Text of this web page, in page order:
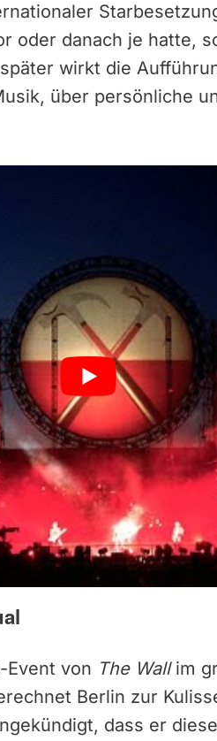
oder danach je hatte,
wirkt die
über persönliche
Event von The Wallim
Berlin zur
dass er